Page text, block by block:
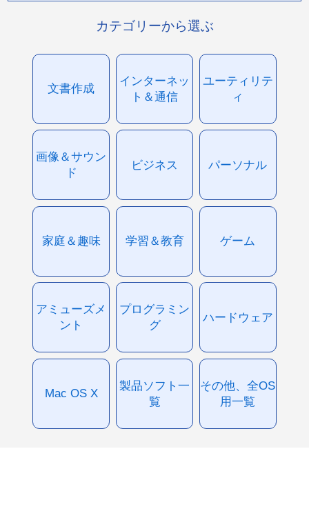
カテゴリーから選ぶ
文書作成
インターネッ
ト＆通信
ユーティリテ
ィ
画像＆サウン
ド
ビジネス パーソナル
家庭＆趣味 学習＆教育 ゲーム
アミューズメ
ント
プログラミン
グ
ハードウェア
Mac OS X
製品ソフト一
覧
その他、全OS
用一覧